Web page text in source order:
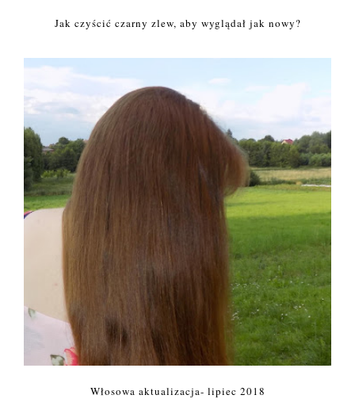
Jak czyścić czarny zlew, aby wyglądał jak nowy?
Włosowa aktualizacja- lipiec 2018